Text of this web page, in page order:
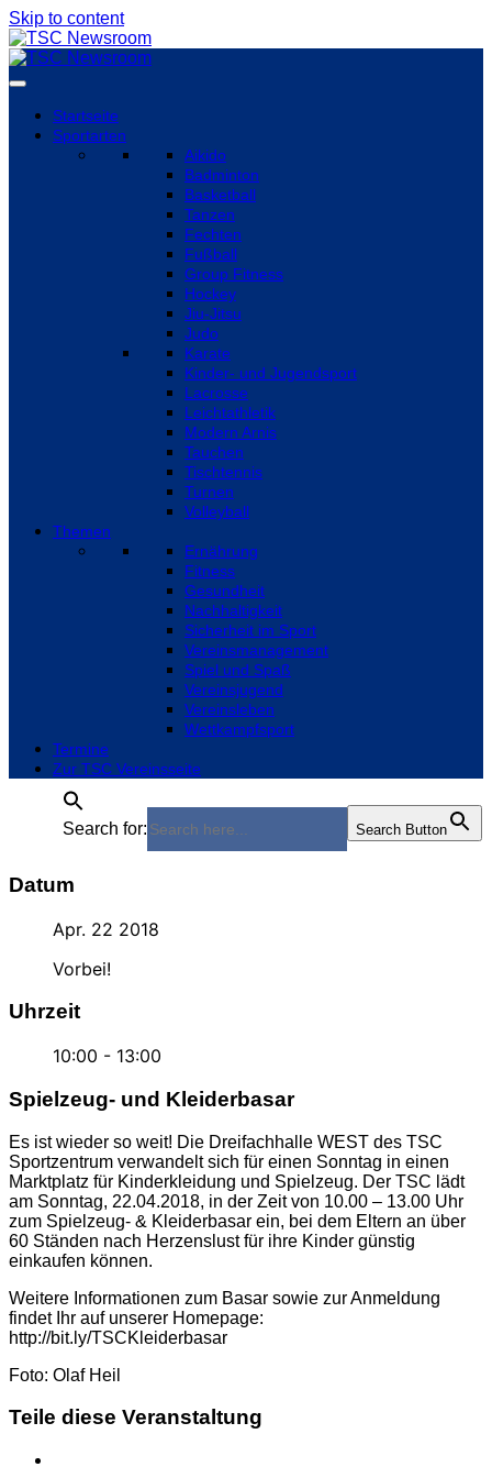
Skip to content
Startseite
Sportarten
Aikido
Badminton
Basketball
Tanzen
Fechten
Fußball
Group Fitness
Hockey
Jiu-Jitsu
Judo
Karate
Kinder- und Jugendsport
Lacrosse
Leichtathletik
Modern Arnis
Tauchen
Tischtennis
Turnen
Volleyball
Themen
Ernährung
Fitness
Gesundheit
Nachhaltigkeit
Sicherheit im Sport
Vereinsmanagement
Spiel und Spaß
Vereinsjugend
Vereinsleben
Wettkampfsport
Termine
Zur TSC Vereinsseite
Search for: Search Button
Datum
Apr. 22 2018
Vorbei!
Uhrzeit
10:00 - 13:00
Spielzeug- und Kleiderbasar
Es ist wieder so weit! Die Dreifachhalle WEST des TSC
Sportzentrum verwandelt sich für einen Sonntag in einen
Marktplatz für Kinderkleidung und Spielzeug. Der TSC lädt
am Sonntag, 22.04.2018, in der Zeit von 10.00 – 13.00 Uhr
zum Spielzeug- & Kleiderbasar ein, bei dem Eltern an über
60 Ständen nach Herzenslust für ihre Kinder günstig
einkaufen können.
Weitere Informationen zum Basar sowie zur Anmeldung
findet Ihr auf unserer Homepage:
http://bit.ly/TSCKleiderbasar
Foto: Olaf Heil
Teile diese Veranstaltung